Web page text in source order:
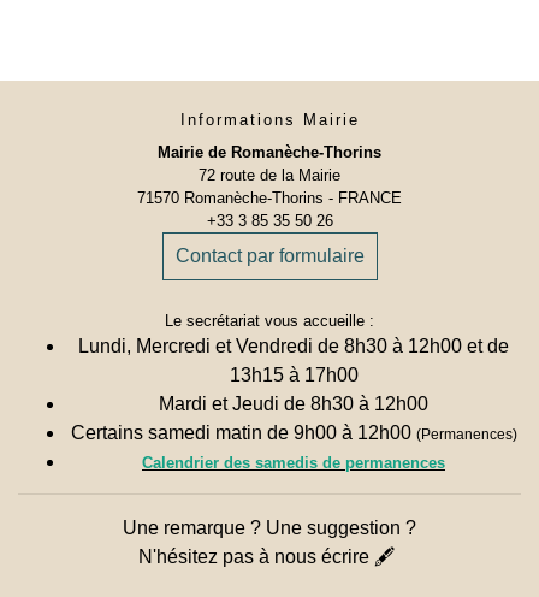
Informations Mairie
Mairie de Romanèche-Thorins
72 route de la Mairie
71570 Romanèche-Thorins - FRANCE
+33 3 85 35 50 26
Contact par formulaire
Le secrétariat vous accueille :
Lundi, Mercredi et Vendredi de 8h30 à 12h00 et de
13h15 à 17h00
Mardi et Jeudi de 8h30 à 12h00
Certains samedi matin de 9h00 à 12h00 (Permanences)
Calendrier des samedis de permanences
Une remarque ? Une suggestion ?
N'hésitez pas à nous écrire 🖋